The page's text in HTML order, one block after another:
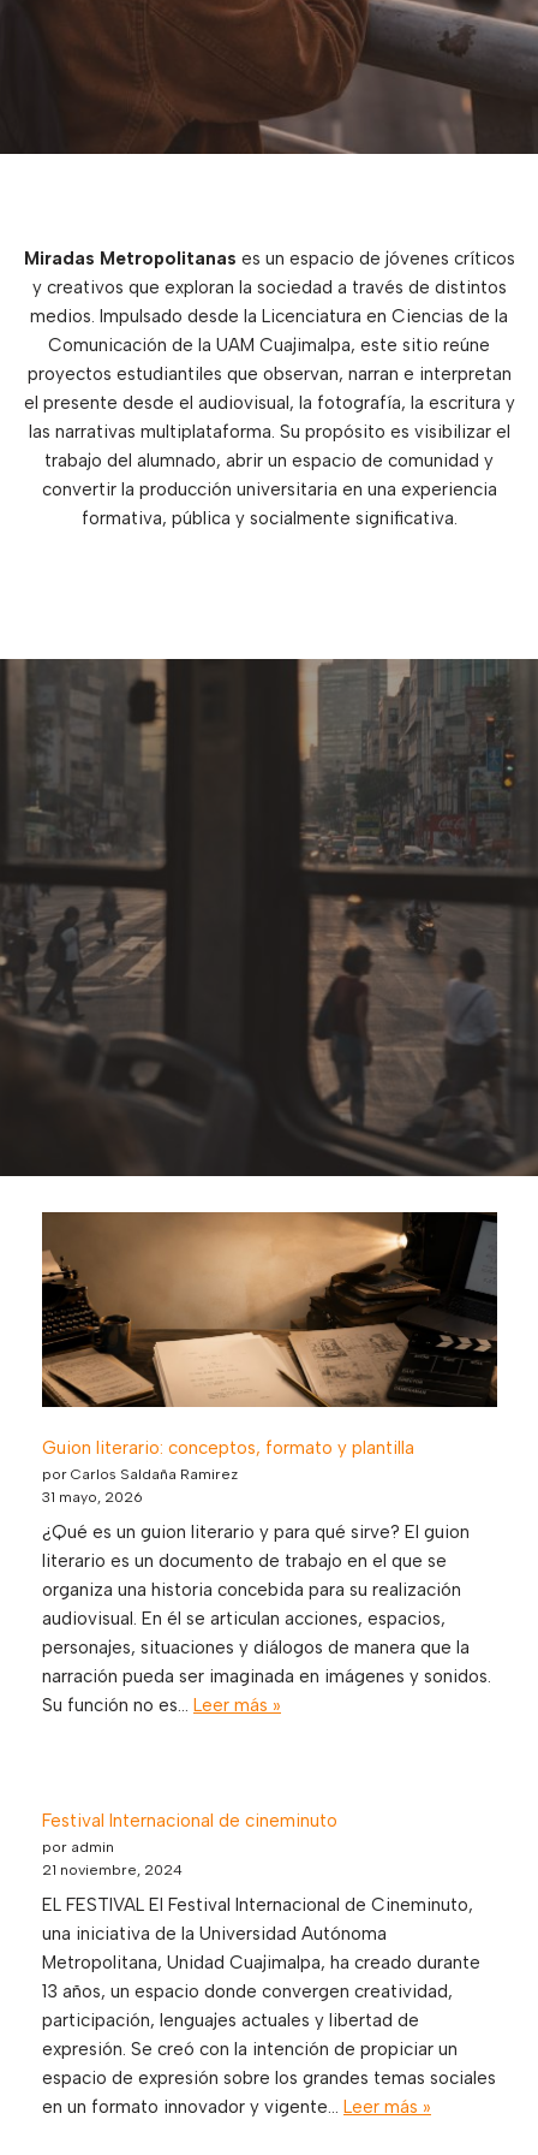
Miradas Metropolitanas es un espacio de jóvenes críticos
y creativos que exploran la sociedad a través de distintos
medios. Impulsado desde la Licenciatura en Ciencias de la
Comunicación de la UAM Cuajimalpa, este sitio reúne
proyectos estudiantiles que observan, narran e interpretan
el presente desde el audiovisual, la fotografía, la escritura y
las narrativas multiplataforma. Su propósito es visibilizar el
trabajo del alumnado, abrir un espacio de comunidad y
convertir la producción universitaria en una experiencia
formativa, pública y socialmente significativa.
Guion literario: conceptos, formato y plantilla
por Carlos Saldaña Ramirez
31 mayo, 2026
¿Qué es un guion literario y para qué sirve? El guion
literario es un documento de trabajo en el que se
organiza una historia concebida para su realización
audiovisual. En él se articulan acciones, espacios,
personajes, situaciones y diálogos de manera que la
narración pueda ser imaginada en imágenes y sonidos.
Su función no es… Leer más »
Festival Internacional de cineminuto
por admin
21 noviembre, 2024
EL FESTIVAL El Festival Internacional de Cineminuto,
una iniciativa de la Universidad Autónoma
Metropolitana, Unidad Cuajimalpa, ha creado durante
13 años, un espacio donde convergen creatividad,
participación, lenguajes actuales y libertad de
expresión. Se creó con la intención de propiciar un
espacio de expresión sobre los grandes temas sociales
en un formato innovador y vigente… Leer más »